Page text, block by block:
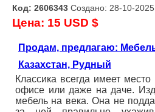
Код: 2606343 Создано: 28-10-
Цена: 15 USD $
Продам, предлагаю:
Казахстан, Рудный
Классика всегда имеет
офисе или даже на даче.
мебель на века. Она не